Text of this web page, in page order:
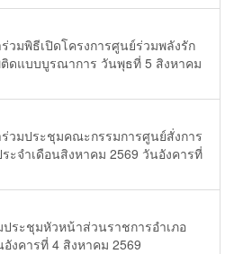
วมพิธีเปิดโครงการศูนย์ร่วมพลังรัก
ดแบบบูรณาการ วันพุธที่ 5 สิงหาคม
วมประชุมคณะกรรมการศูนย์สั่งการ
ะจำเดือนสิงหาคม 2569 วันอังคารที่
ระชุมหัวหน้าส่วนราชการอำเภอ
งคารที่ 4 สิงหาคม 2569